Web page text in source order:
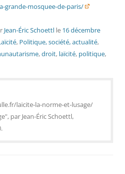
grande-mosquee-de-paris/
Jean-Éric Schoettl le 16 décembre
, Politique, société, actualité,
,droit, laïcité, politique,
laicite-la-norme-et-lusage/
par Jean-Éric Schoettl,